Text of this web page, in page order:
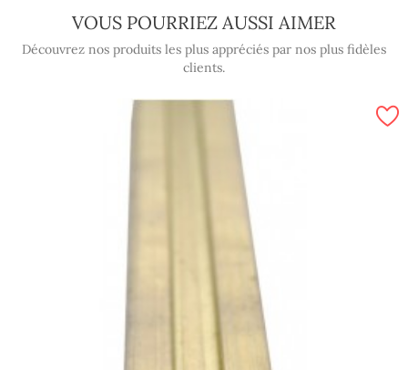
VOUS POURRIEZ AUSSI AIMER
Découvrez nos produits les plus appréciés par nos plus fidèles
clients.